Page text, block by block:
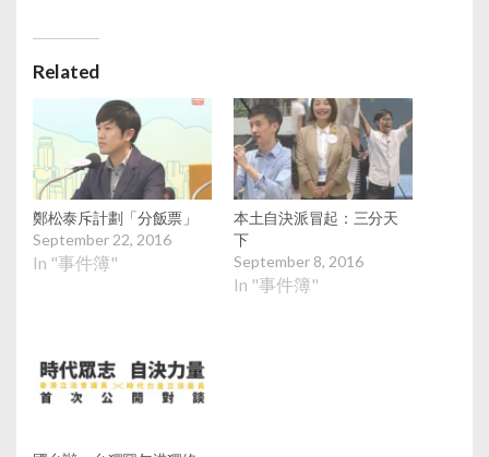
Related
鄭松泰斥計劃「分飯票」
September 22, 2016
In "事件簿"
本土自決派冒起：三分天
下
September 8, 2016
In "事件簿"